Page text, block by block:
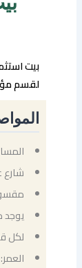
بيت
لقسم
المساحة:
شارع عرض: 21
يوجد
لكل
العمر: